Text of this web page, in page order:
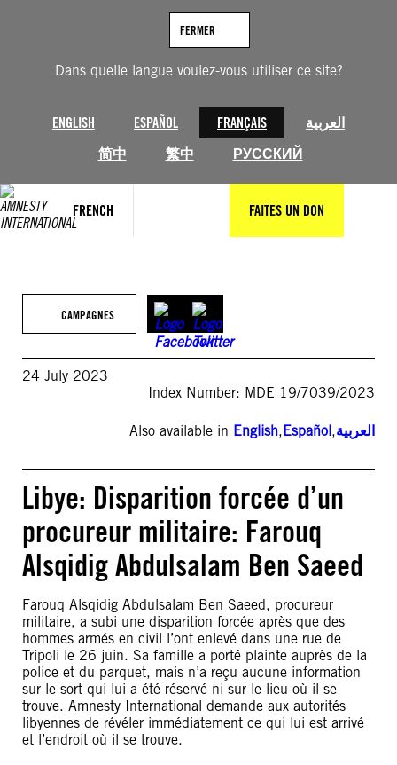
Dans quelle langue voulez-vous utiliser ce site?
ENGLISH ESPAÑOL FRANÇAIS
العربية
简中
繁中 РУССКИЙ
FERMER
FRENCH FAITES UN DON
CAMPAGNES
24 July 2023
Index Number: MDE 19/7039/2023
Also available in English,Español,العربية
Libye: Disparition forcée d’un
procureur militaire: Farouq
Alsqidig Abdulsalam Ben Saeed
Farouq Alsqidig Abdulsalam Ben Saeed, procureur
militaire, a subi une disparition forcée après que des
hommes armés en civil l’ont enlevé dans une rue de
Tripoli le 26 juin. Sa famille a porté plainte auprès de la
police et du parquet, mais n’a reçu aucune information
sur le sort qui lui a été réservé ni sur le lieu où il se
trouve. Amnesty International demande aux autorités
libyennes de révéler immédiatement ce qui lui est arrivé
et l’endroit où il se trouve.